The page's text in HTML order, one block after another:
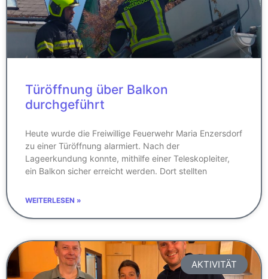
Türöffnung über Balkon
durchgeführt
Heute wurde die Freiwillige Feuerwehr Maria Enzersdorf
zu einer Türöffnung alarmiert. Nach der
Lageerkundung konnte, mithilfe einer Teleskopleiter,
ein Balkon sicher erreicht werden. Dort stellten
WEITERLESEN »
AKTIVITÄT